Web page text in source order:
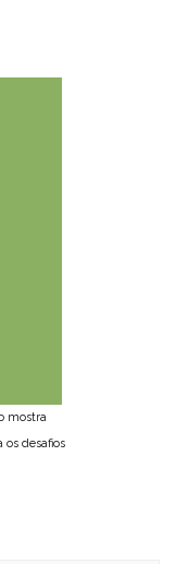
mostra
desafios